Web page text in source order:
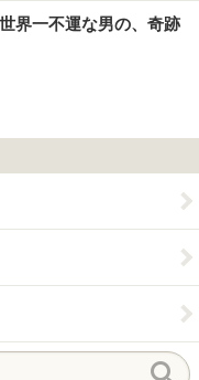
界一不運な男の、奇跡